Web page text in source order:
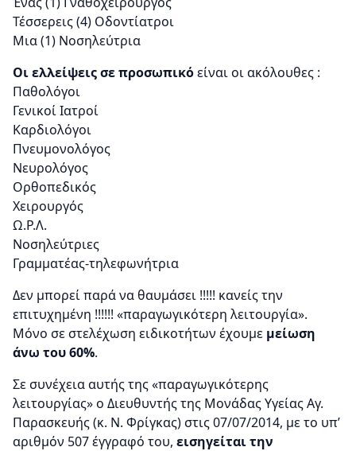
Τέσσερεις (4) Οδοντίατροι
Μια (1) Νοσηλεύτρια
Οι ελλείψεις σε προσωπικόείναι οι ακόλουθες :
Παθολόγοι
Γενικοί Ιατροί
Καρδιολόγοι
Πνευμονολόγος
Νευρολόγος
Ορθοπεδικός
Χειρουργός
Ω.Ρ.Λ.
Νοσηλεύτριες
Γραμματέας-τηλεφωνήτρια
Δεν μπορεί παρά να θαυμάσει !!!!! κανείς την
επιτυχημένη !!!!!! «παραγωγικότερη λειτουργία».
Μόνο σε στελέχωση ειδικοτήτων έχουμε μείωση
άνω του 60%.
Σε συνέχεια αυτής της «παραγωγικότερης
λειτουργίας» ο Διευθυντής της Μονάδας Υγείας Αγ.
Παρασκευής (κ. Ν. Φρίγκας) στις 07/07/2014, με το υπ’
αριθμόν 507 έγγραφό του, εισηγείται την